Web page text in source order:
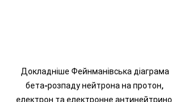
бета-розпаду нейтрона на протон,
електрон та електронне антинейтрино